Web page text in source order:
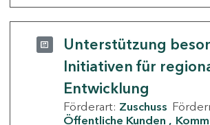
Unterstützung
Initiativen für
Entwicklung
Förderart: Zuschuss
Öffentliche Kunden